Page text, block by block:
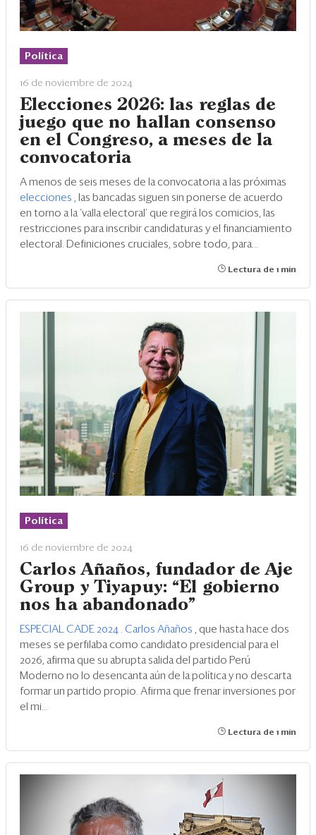
Política
16 de noviembre de 2024
Elecciones 2026: las reglas de
juego que no hallan consenso
en el Congreso, a meses de la
convocatoria
A menos de seis meses de la convocatoria a las próximas
elecciones
, las bancadas siguen sin ponerse de acuerdo
en torno a la ‘valla electoral’ que regirá los comicios, las
restricciones para inscribir candidaturas y el financiamiento
electoral. Definiciones cruciales, sobre todo, para...
Lectura de 1 min
Política
16 de noviembre de 2024
Carlos Añaños, fundador de Aje
Group y Tiyapuy: “El gobierno
nos ha abandonado”
ESPECIAL CADE 2024 Carlos Añaños
, que hasta hace dos
meses se perfilaba como candidato presidencial para el
2026, afirma que su abrupta salida del partido Perú
Moderno no lo desencanta aún de la política y no descarta
formar un partido propio. Afirma que frenar inversiones por
el mi...
Lectura de 1 min